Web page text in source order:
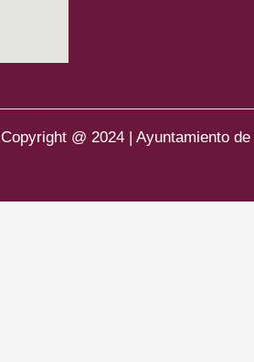
Copyright @ 2024 | Ayuntamiento de